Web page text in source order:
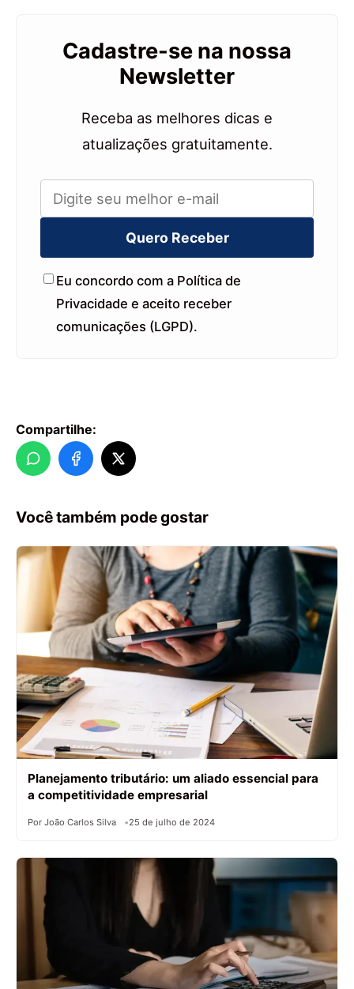
Cadastre-se na nossa
Newsletter
Receba as melhores dicas e
atualizações gratuitamente.
Quero Receber
Eu concordo com a Política de
Privacidade e aceito receber
comunicações (LGPD).
Compartilhe:
Você também pode gostar
Planejamento tributário: um aliado essencial para
a competitividade empresarial
Por João Carlos Silva 25 de julho de 2024